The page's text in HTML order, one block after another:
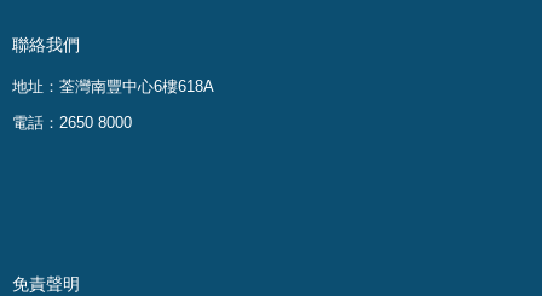
聯絡我們
地址：荃灣南豐中心6樓618A
電話：2650 8000
免責聲明